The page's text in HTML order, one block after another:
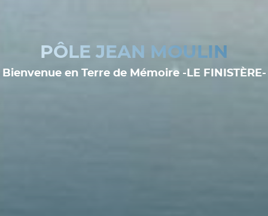
PÔLE JEAN MOULIN
Bienvenue en Terre de Mémoire -LE FINISTÈRE-